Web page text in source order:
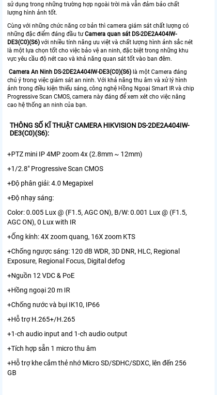
sử dụng trong những trường hợp ngoài trời mà vẫn đảm bảo chất
lượng hình ảnh tốt.
Cùng với những chức năng cơ bản thì camera giám sát chất lượng có
những đặc điểm đáng đầu tưCamera quan sát DS-2DE2A404IW-
DE3(C0)(S6) với nhiều tính năng ưu việt và chất lượng hình ảnh sắc nét
là một lựa chọn tốt cho việc bảo vệ an ninh, đặc biệt trong những khu
vực yêu cầu độ nét cao và khả năng quan sát tốt vào ban đêm.
Camera An Ninh DS-2DE2A404IW-DE3(C0)(S6) là một Camera đáng
chú ý trong việc giám sát an ninh. Với khả năng thu âm và xử lý hình
ảnh trong điều kiện thiếu sáng, công nghệ Hồng Ngoại Smart IR và chip
Progressive Scan CMOS, camera này đáng để xem xét cho việc nâng
cao hệ thống an ninh của bạn.
THÔNG SỐ KĨ THUẬT CAMERA HIKVISION DS-2DE2A404IW-
DE3(C0)(S6):
+PTZ mini IP 4MP zoom 4x (2.8mm ~ 12mm)
+1/2.8" Progressive Scan CMOS
+Độ phân giải: 4.0 Megapixel
+Độ nhạy sáng:
Color: 0.005 Lux @ (F1.5, AGC ON), B/W: 0.001 Lux @ (F1.5,
AGC ON), 0 Lux with IR
+Ống kính: 4X zoom quang, 16X zoom KTS
+Chống ngược sáng: 120 dB WDR, 3D DNR, HLC, Regional
Exposure, Regional Focus, Digital defog
+Nguồn 12 VDC & PoE
+Hồng ngoại 20 m IR
+Chống nước và bụi IK10, IP66
+Hỗ trợ H.265+/H.265
+1-ch audio input and 1-ch audio output
+Tích hợp sẵn 1 micro thu âm
+Hỗ trợ khe cắm thẻ nhớ Micro SD/SDHC/SDXC, lên đến 256
GB